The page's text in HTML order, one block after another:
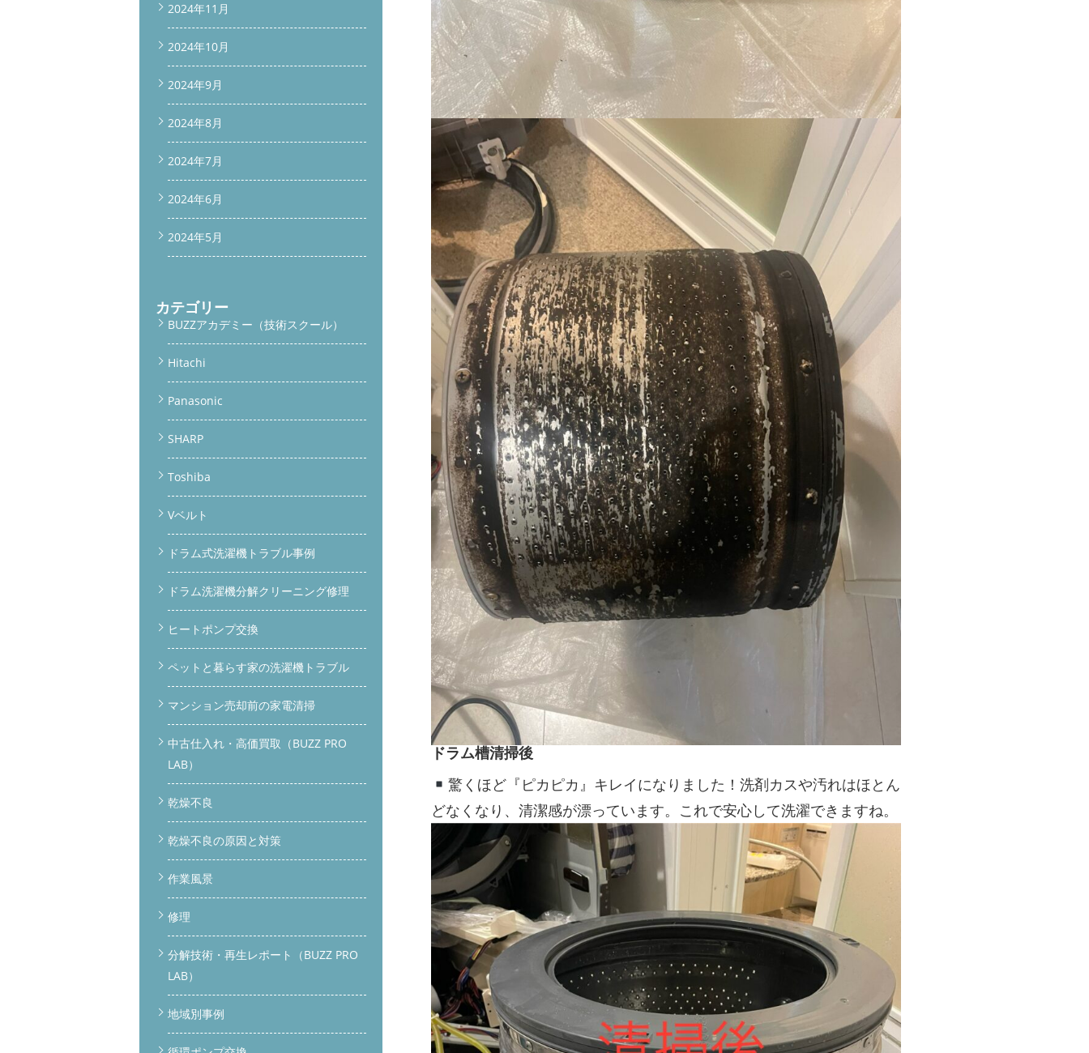
ドラム槽清掃後
驚くほど『ピカピカ』キレイになりました！洗剤カスや汚れはほとん
どなくなり、清潔感が漂っています。これで安心して洗濯できますね。
2024年11月
2024年10月
2024年9月
2024年8月
2024年7月
2024年6月
2024年5月
カテゴリー
BUZZアカデミー（技術スクール）
Hitachi
Panasonic
SHARP
Toshiba
Vベルト
ドラム式洗濯機トラブル事例
ドラム洗濯機分解クリーニング修理
ヒートポンプ交換
ペットと暮らす家の洗濯機トラブル
マンション売却前の家電清掃
中古仕入れ・高価買取（BUZZ PRO
LAB）
乾燥不良
乾燥不良の原因と対策
作業風景
修理
分解技術・再生レポート（BUZZ PRO
LAB）
地域別事例